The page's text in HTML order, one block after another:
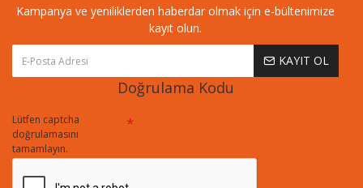
Kampanya ve yeniliklerden haberdar olmak için e-bültenimize
kayıt olun.
KAYIT OL
Doğrulama Kodu
Lütfen captcha
doğrulamasını
tamamlayın.